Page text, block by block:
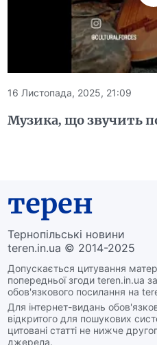
16 Листопада, 2025, 21:09
Музика, що звучить
терен
Тернопільські новини
teren.in.ua © 2014-2025
Допускається цитування
попередньої згоди teren.in.ua
обов'язкового посилання на
Для інтернет-видань
відкритого для пошукових
цитовані статті не нижче
джерела.